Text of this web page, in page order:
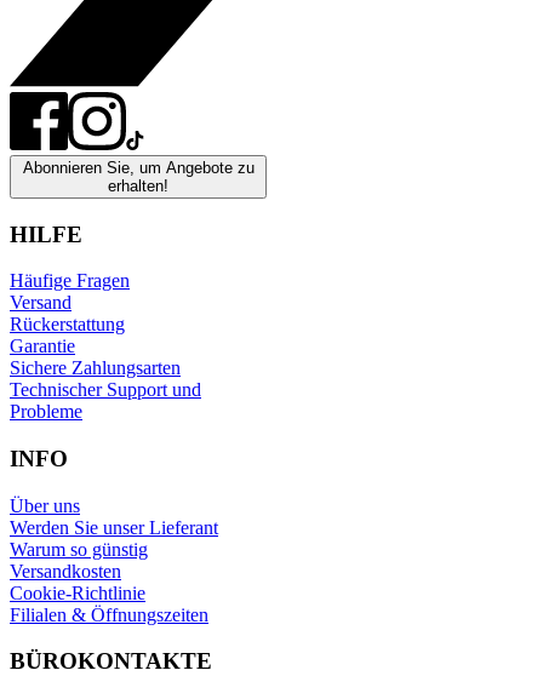
Abonnieren Sie, um Angebote zu
erhalten!
HILFE
Häufige Fragen
Versand
Rückerstattung
Garantie
Sichere Zahlungsarten
Technischer Support und
Probleme
INFO
Über uns
Werden Sie unser Lieferant
Warum so günstig
Versandkosten
Cookie-Richtlinie
Filialen & Öffnungszeiten
BÜROKONTAKTE